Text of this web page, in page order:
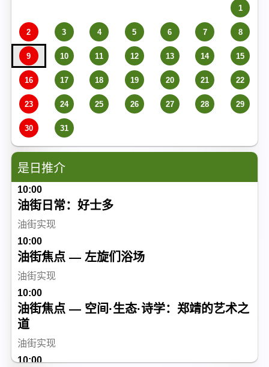
1
2 3 4 5 6 7 8
9 10 11 12 13 14 15
16 17 18 19 20 21 22
23 24 25 26 27 28 29
30 31
是日推介
10:00
油街日常：好士多
油街实现
10:00
油街焦点 — 左旋们浴场
油街实现
10:00
油街焦点 — 空间·生态·诗学：郑靖的艺术之
道
油街实现
10:00